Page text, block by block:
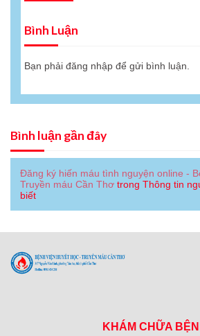
Bình Luận
Bạn phải đăng nhập để gửi bình luận.
Bình luận gần đây
Đăng ký hiến máu tình nguyện online -
Truyền máu Cần Thơ trong Thông tin
biết
KHÁM CHỮA